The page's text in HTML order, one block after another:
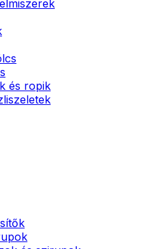
és ropik